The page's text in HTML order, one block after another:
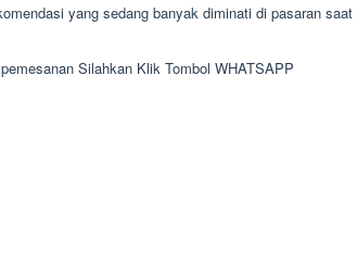
yang sedang banyak diminati di pasaran
Silahkan Klik Tombol WHATSAPP